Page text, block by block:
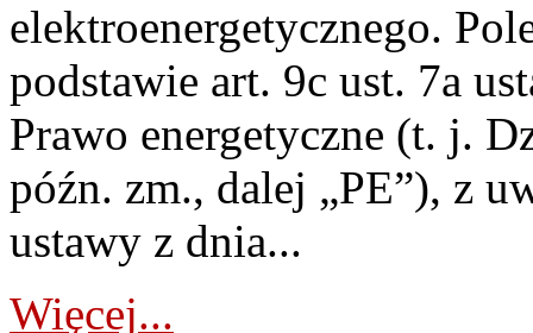
elektroenergetycznego.
podstawie art. 9c ust. 7a
Prawo energetyczne (t. j.
późn. zm., dalej „PE”), z
ustawy z dnia...
Więcej...